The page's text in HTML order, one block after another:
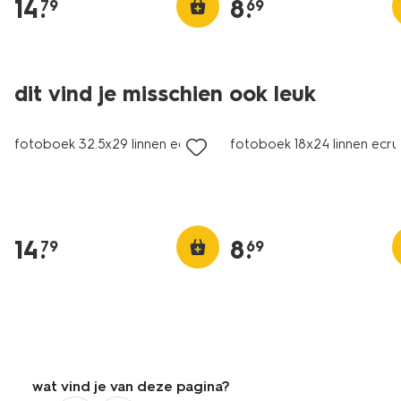
14.
79 8.
69
dit vind je misschien ook leuk
fotoboek 32.5x29 linnen ecru
14.
79
fotoboek 18x24 linnen ecru
8.
69
wat vind je van deze pagina?